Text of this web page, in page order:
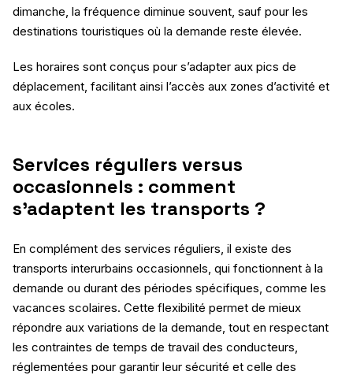
dimanche, la fréquence diminue souvent, sauf pour les
destinations touristiques où la demande reste élevée.
Les horaires sont conçus pour s’adapter aux pics de
déplacement, facilitant ainsi l’accès aux zones d’activité et
aux écoles.
Services réguliers versus
occasionnels : comment
s’adaptent les transports ?
En complément des services réguliers, il existe des
transports interurbains occasionnels, qui fonctionnent à la
demande ou durant des périodes spécifiques, comme les
vacances scolaires. Cette flexibilité permet de mieux
répondre aux variations de la demande, tout en respectant
les contraintes de temps de travail des conducteurs,
réglementées pour garantir leur sécurité et celle des